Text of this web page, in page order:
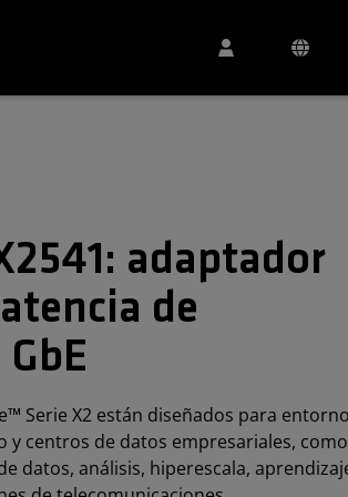
adaptador
de
Serie X2 están diseñados para
centros de datos empresariales, como
datos, análisis, hiperescala,